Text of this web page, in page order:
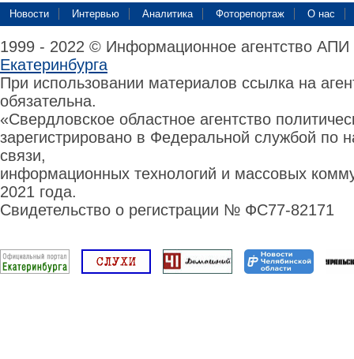
Новости Интервью Аналитика Фоторепортаж О нас
1999 - 2022 © Информационное агентство
Екатеринбурга
При использовании материалов ссылка на
обязательна.
«Свердловское областное агентство
зарегистрировано в Федеральной службой по
связи,
информационных технологий и массовых
2021 года.
Свидетельство о регистрации № ФС77-82171